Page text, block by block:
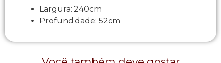
Largura: 240cm
Profundidade: 52cm